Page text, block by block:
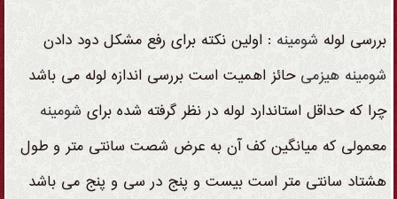
بررسی لوله شومینه : اولین نکته برای رفع مشکل دود دادن
شومینه هیزمی حائز اهمیت است بررسی اندازه لوله می باشد
چرا که حداقل استاندارد لوله در نظر گرفته شده برای شومینه
معمولی که میانگین کف آن به عرض شصت سانتی متر و طول
هشتاد سانتی متر است بیست و پنج در سی و پنج می باشد